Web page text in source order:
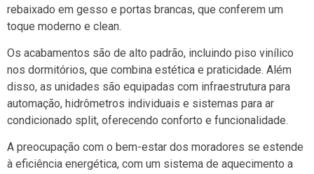
rebaixado em gesso e portas brancas, que conferem um
toque moderno e clean.
Os acabamentos são de alto padrão, incluindo piso vinílico
nos dormitórios, que combina estética e praticidade. Além
disso, as unidades são equipadas com infraestrutura para
automação, hidrômetros individuais e sistemas para ar
condicionado split, oferecendo conforto e funcionalidade.
A preocupação com o bem-estar dos moradores se estende
à eficiência energética, com um sistema de aquecimento a